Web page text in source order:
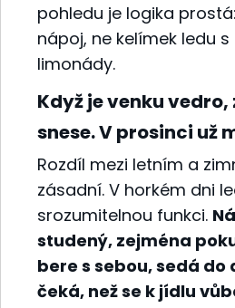
pohledu je logika
nápoj, ne kelímek ledu
limonády.
Když je venku
snese. V prosinci už
Rozdíl mezi letním a
zásadní. V horkém dni
srozumitelnou funkci.
studený, zejména
bere s sebou, sedá do
čeká, než se k jídlu